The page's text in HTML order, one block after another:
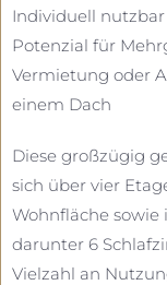
Individuell
Potenzial für
Vermietung oder
einem Dach
Diese großzügig
sich über vier
Wohnfläche sowie
darunter 6
Vielzahl an